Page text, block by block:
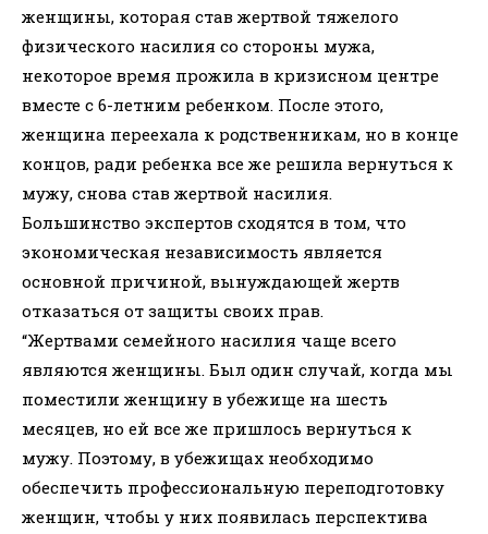
женщины, которая став жертвой тяжелого
физического насилия со стороны мужа,
некоторое время прожила в кризисном центре
вместе с 6-летним ребенком. После этого,
женщина переехала к родственникам, но в конце
концов, ради ребенка все же решила вернуться к
мужу, снова став жертвой насилия.
Большинство экспертов сходятся в том, что
экономическая независимость является
основной причиной, вынуждающей жертв
отказаться от защиты своих прав.
“Жертвами семейного насилия чаще всего
являются женщины. Был один случай, когда мы
поместили женщину в убежище на шесть
месяцев, но ей все же пришлось вернуться к
мужу. Поэтому, в убежищах необходимо
обеспечить профессиональную переподготовку
женщин, чтобы у них появилась перспектива